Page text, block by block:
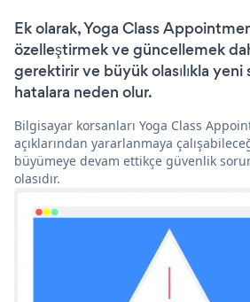
Ek olarak, Yoga Class
özelleştirmek ve güncellemek
gerektirir ve büyük olasılıkla yeni
hatalara neden olur.
Bilgisayar korsanları Yoga Class
açıklarından yararlanmaya
büyümeye devam ettikçe güvenlik
olasıdır.